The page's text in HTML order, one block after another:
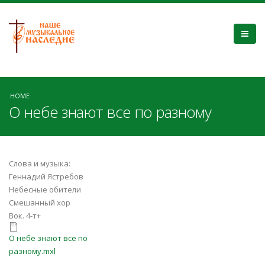
HOME
О небе знают все по разному
Слова и музыка:
Геннадий Ястребов
Небесные обители
Смешанный хор
Вок. 4-т+
О небе знают все по разному.mxl
О небе знают все по
разному.mxl